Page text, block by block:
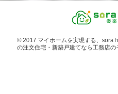
© 2017 マイホームを実現する、sora
の注文住宅・新築戸建てなら工務店の